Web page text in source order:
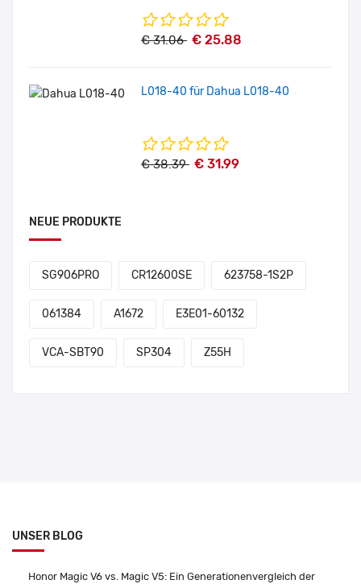
€ 31.06 € 25.88
L018-40 für Dahua L018-40
€ 38.39 € 31.99
NEUE PRODUKTE
SG906PRO CR12600SE 623758-1S2P
061384 A1672 E3E01-60132
VCA-SBT90 SP304 Z55H
UNSER BLOG
Honor Magic V6 vs. Magic V5: Ein Generationenvergleich der